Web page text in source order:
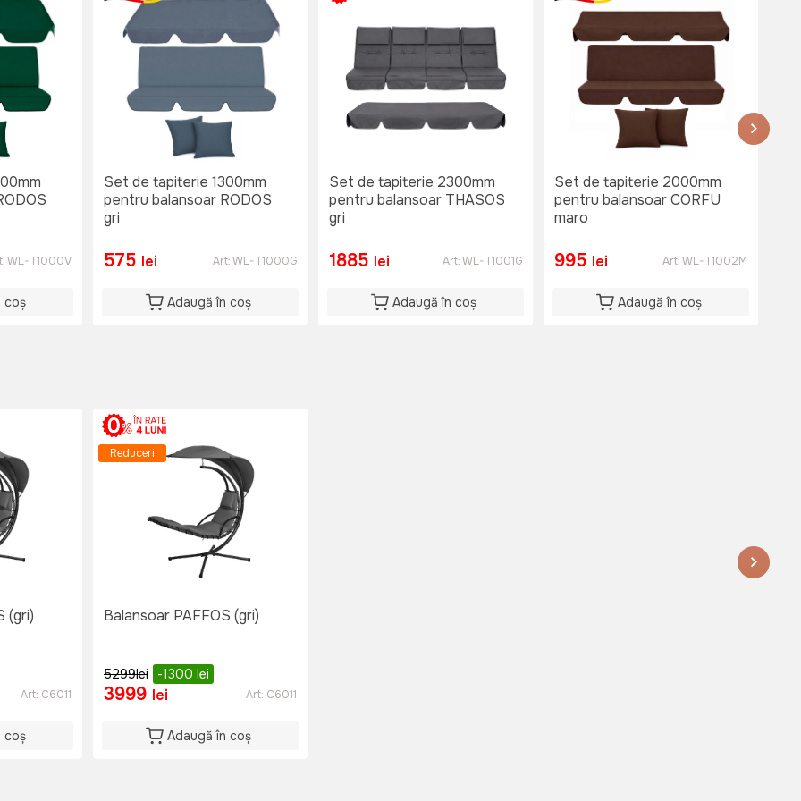
WL-T1000V
coș
Set de tapiterie 1300mm
pentru balansoar RODOS
gri
575 lei Art:WL-T1000G
Adaugă în coș
Set de tapiterie 2300mm
pentru balansoar THASOS
gri
1885 lei Art:WL-T1001G
Adaugă în coș
Set de tapiterie 2000mm
pentru balansoar CORFU
maro
995 lei Art:WL-T1002M
Adaugă în coș
(gri)
Art: C6011
coș
Reduceri
Balansoar PAFFOS (gri)
5299lei -1300 lei
3999 lei Art: C6011
Adaugă în coș